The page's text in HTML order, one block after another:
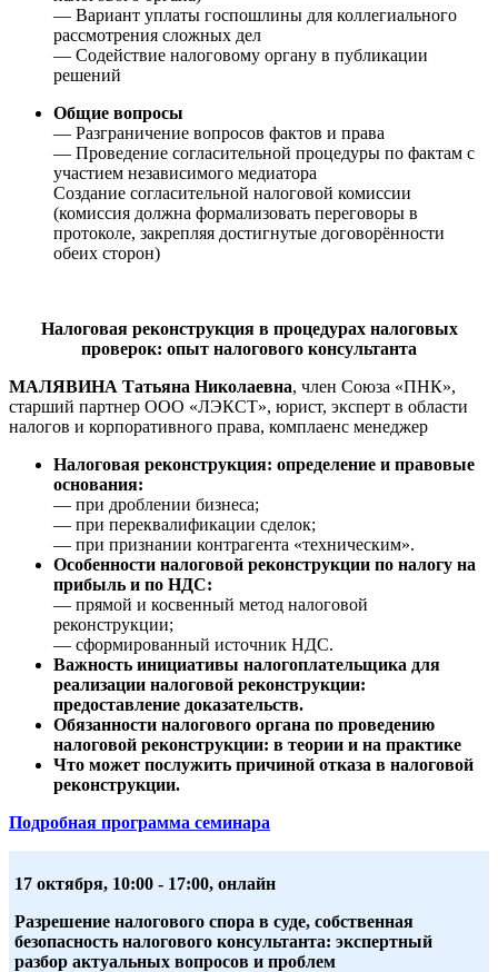
— Вариант уплаты госпошлины для коллегиального
рассмотрения сложных дел
— Содействие налоговому органу в публикации
решений
Общие вопросы
— Разграничение вопросов фактов и права
— Проведение согласительной процедуры по фактам с
участием независимого медиатора
Создание согласительной налоговой комиссии
(комиссия должна формализовать переговоры в
протоколе, закрепляя достигнутые договорённости
обеих сторон)
Налоговая реконструкция в процедурах налоговых
проверок: опыт налогового консультанта
МАЛЯВИНА Татьяна Николаевна, член Союза «ПНК»,
старший партнер ООО «ЛЭКСТ», юрист, эксперт в области
налогов и корпоративного права, комплаенс менеджер
Налоговая реконструкция: определение и правовые
основания:
— при дроблении бизнеса;
— при переквалификации сделок;
— при признании контрагента «техническим».
Особенности налоговой реконструкции по налогу на
прибыль и по НДС:
— прямой и косвенный метод налоговой
реконструкции;
— сформированный источник НДС.
Важность инициативы налогоплательщика для
реализации налоговой реконструкции:
предоставление доказательств.
Обязанности налогового органа по проведению
налоговой реконструкции: в теории и на практике
Что может послужить причиной отказа в налоговой
реконструкции.
Подробная программа семинара
17 октября, 10:00 - 17:00, онлайн
Разрешение налогового спора в суде, собственная
безопасность налогового консультанта: экспертный
разбор актуальных вопросов и проблем